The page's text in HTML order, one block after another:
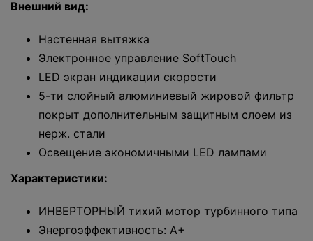
Внешний вид:
Настенная вытяжка
Электронное управление SoftTouch
LED экран индикации скорости
5-ти слойный алюминиевый жировой фильтр
покрыт дополнительным защитным слоем из
нерж. стали
Освещение экономичными LED лампами
Характеристики:
ИНВЕРТОРНЫЙ тихий мотор турбинного типа
Энергоэффективность: А+